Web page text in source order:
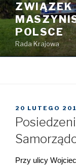
ZWIĄZEK
POLSCE
Rada Krajowa
W
20 LUTEGO
Przy ulicy